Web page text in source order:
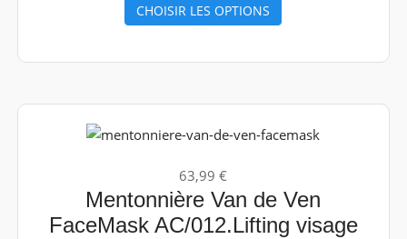
CHOISIR LES OPTIONS
63,99 €
Mentonnière Van de Ven
FaceMask AC/012.Lifting visage